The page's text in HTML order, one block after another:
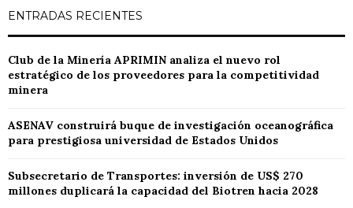
ENTRADAS RECIENTES
Club de la Minería APRIMIN analiza el nuevo rol
estratégico de los proveedores para la competitividad
minera
ASENAV construirá buque de investigación oceanográfica
para prestigiosa universidad de Estados Unidos
Subsecretario de Transportes: inversión de US$ 270
millones duplicará la capacidad del Biotren hacia 2028